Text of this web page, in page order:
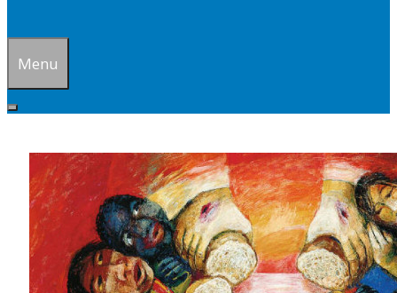
Menu